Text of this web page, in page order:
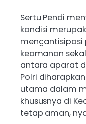
Sertu Pendi
kondisi
mengantisipasi
keamanan
antara aparat
Polri
utama dalam
khususnya di
tetap aman,